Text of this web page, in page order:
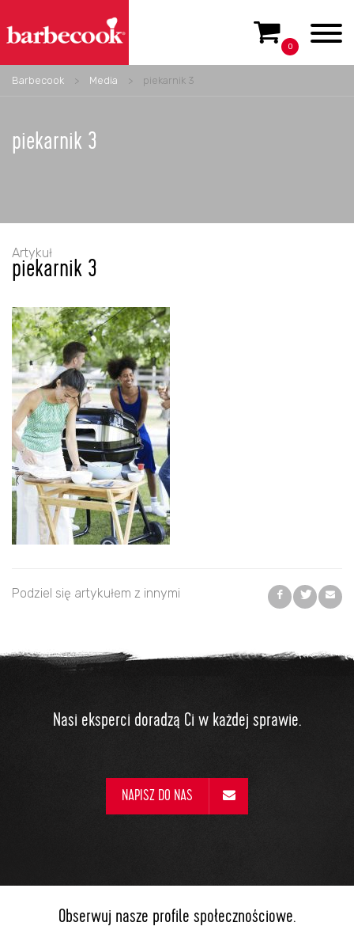
0
Barbecook > Media > piekarnik 3
piekarnik 3
Artykuł
piekarnik 3
Podziel się artykułem z innymi
Nasi eksperci doradzą Ci w każdej sprawie.
NAPISZ DO NAS
Obserwuj nasze profile społecznościowe.